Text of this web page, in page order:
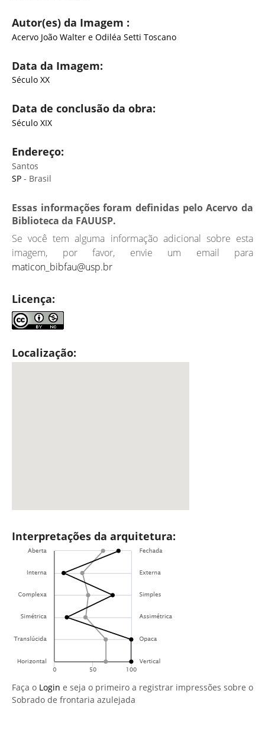
Autor(es) da Imagem :
Acervo João Walter e Odiléa Setti Toscano
Data da Imagem:
Século XX
Data de conclusão da obra:
Século XIX
Endereço:
Santos
SP - Brasil
Essas informações foram definidas pelo Acervo da
Biblioteca da FAUUSP.
Se você tem alguma informação adicional sobre esta
imagem, por favor, envie um email para
maticon_bibfau@usp.br
Licença:
Localização:
Interpretações da arquitetura:
Faça o Login e seja o primeiro a registrar impressões sobre o
Sobrado de frontaria azulejada